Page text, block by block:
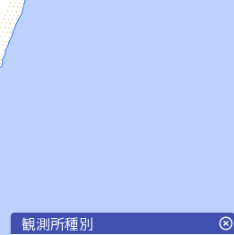
観測所種別 highlight_off